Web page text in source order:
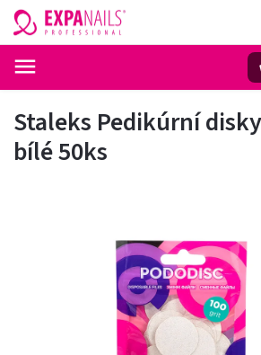
Staleks Pedikúrní
bílé 50ks